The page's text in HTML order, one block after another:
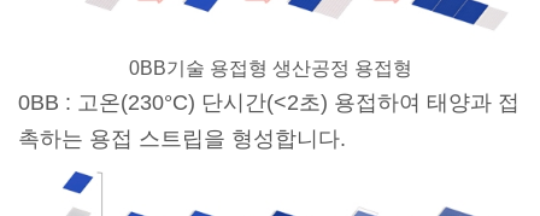
0BB기술 용접형 생산공정 용접형
0BB : 고온(230°C) 단시간(<2초) 용접하여 태양과 접
촉하는 용접 스트립을 형성합니다.